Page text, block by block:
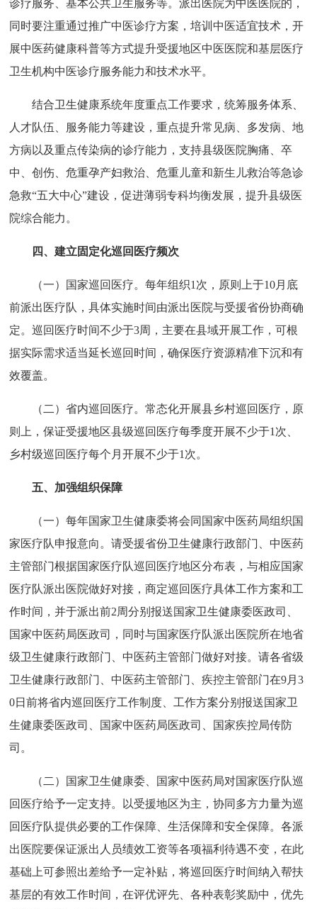
诊疗服务、基本公共卫生服务等。派出医院为中医医院的，
同时要注重通过推广中医诊疗方案，培训中医适宜技术，开
展中医药健康科普等方式提升受援地区中医医院和基层医疗
卫生机构中医诊疗服务能力和技术水平。
结合卫生健康系统年度重点工作要求，统筹服务体系、
人才队伍、服务能力等建设，重点提升常见病、多发病、地
方病以及重点传染病的诊疗能力，支持县级医院胸痛、卒
中、创伤、危重孕产妇救治、危重儿童和新生儿救治等急诊
急救“五大中心”建设，促进薄弱专科均衡发展，提升县级医
院综合能力。
四、建立固定化巡回医疗频次
（一）国家巡回医疗。每年组织1次，原则上于10月底
前派出医疗队，具体实施时间由派出医院与受援省份协商确
定。巡回医疗时间不少于3周，主要在县域开展工作，可根
据实际需求适当延长巡回时间，确保医疗资源精准下沉和有
效覆盖。
（二）省内巡回医疗。常态化开展县乡村巡回医疗，原
则上，保证受援地区县级巡回医疗每季度开展不少于1次、
乡村级巡回医疗每个月开展不少于1次。
五、加强组织保障
（一）每年国家卫生健康委将会同国家中医药局组织国
家医疗队申报意向。请受援省份卫生健康行政部门、中医药
主管部门根据国家医疗队巡回医疗地区分布表，与相应国家
医疗队派出医院做好对接，商定巡回医疗具体工作方案和工
作时间，并于派出前2周分别报送国家卫生健康委医政司、
国家中医药局医政司，同时与国家医疗队派出医院所在地省
级卫生健康行政部门、中医药主管部门做好对接。请各省级
卫生健康行政部门、中医药主管部门、疾控主管部门在9月3
0日前将省内巡回医疗工作制度、工作方案分别报送国家卫
生健康委医政司、国家中医药局医政司、国家疾控局传防
司。
（二）国家卫生健康委、国家中医药局对国家医疗队巡
回医疗给予一定支持。以受援地区为主，协同多方力量为巡
回医疗队提供必要的工作保障、生活保障和安全保障。各派
出医院要保证派出人员绩效工资等各项福利待遇不变，在此
基础上可参照出差给予一定补贴，将巡回医疗时间纳入帮扶
基层的有效工作时间，在评优评先、各种表彰奖励中，优先